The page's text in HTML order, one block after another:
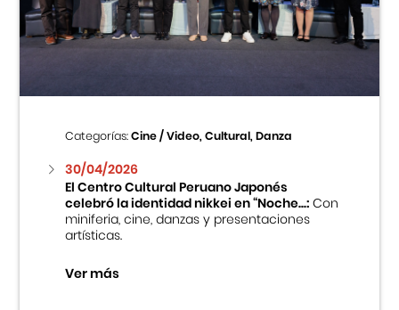
Categorías:Cine / Video, Cultural, Danza
30/04/2026
El Centro Cultural Peruano Japonés
celebró la identidad nikkei en “Noche...:Con
miniferia, cine, danzas y presentaciones
artísticas.
Ver más